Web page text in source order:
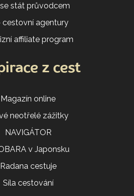
stát průvodcem
cestovní agentury
affiliate program
z cest
Magazín online
neotřelé zážitky
NAVIGÁTOR
v Japonsku
Radana cestuje
Síla cestování